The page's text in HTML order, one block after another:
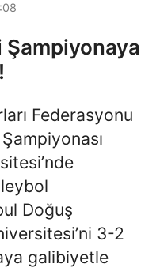
Federasyonu
Doğuş
3-2
galibiyetle